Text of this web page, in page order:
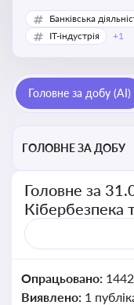
на підприємстві
Банківська
IT-індустрія
+1
Головне за добу (AI)
ГОЛОВНЕ ЗА ДОБУ
Головне за
Кібербезпека
Опрацьовано:
Виявлено: 1